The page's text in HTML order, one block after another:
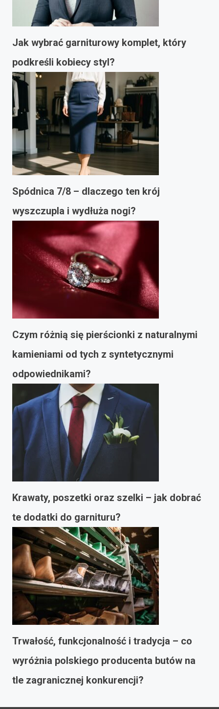
Jak wybrać garniturowy komplet, który
podkreśli kobiecy styl?
Spódnica 7/8 – dlaczego ten krój
wyszczupla i wydłuża nogi?
Czym różnią się pierścionki z naturalnymi
kamieniami od tych z syntetycznymi
odpowiednikami?
Krawaty, poszetki oraz szelki – jak dobrać
te dodatki do garnituru?
Trwałość, funkcjonalność i tradycja – co
wyróżnia polskiego producenta butów na
tle zagranicznej konkurencji?